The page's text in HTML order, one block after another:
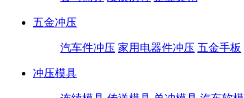
五金冲压
汽车件冲压 家用电器件冲压 五金手板
冲压模具